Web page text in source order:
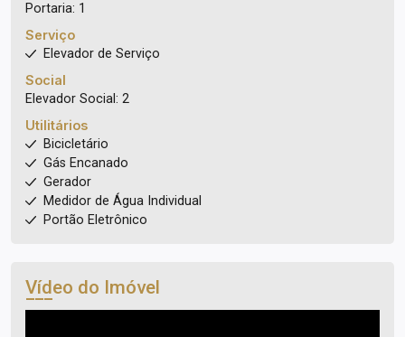
Portaria: 1
Serviço
Elevador de Serviço
Social
Elevador Social: 2
Utilitários
Bicicletário
Gás Encanado
Gerador
Medidor de Água Individual
Portão Eletrônico
Vídeo do Imóvel